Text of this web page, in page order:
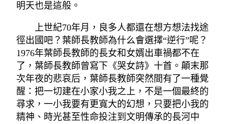
明天也是這般。
上世紀70年月，良多人都還在想方想法找途
徑出國吧？葉師長教師為什么會選擇“逆行”呢？
1976年葉師長教師的長女和女婿出車禍都不在
了，葉師長教師曾寫下《哭女詩》十首。顛末那
次年夜的悲哀后，葉師長教師突然間有了一種覺
醒：把一切建在小家小我之上，不是一個最終的
尋求，一小我要有更寬大的幻想，只要把小我的
精神、時光甚至性命投注到文明傳承的長河中